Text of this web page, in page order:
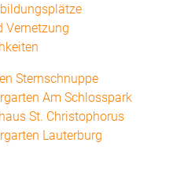
Vernetzung
Sternschnuppe
Am Schlosspark
St. Christophorus
Lauterburg